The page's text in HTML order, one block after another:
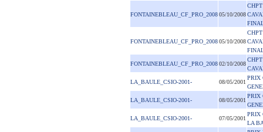
FONTAINEBLEAU_CF_PRO_200805/10/2008
CHPT
FONTAINEBLEAU_CF_PRO_200805/10/2008
CHPT
FONTAINEBLEAU_CF_PRO_200802/10/2008
CHPT
LA_BAULE_CSIO-2001- 08/05/2001
PRIX
LA_BAULE_CSIO-2001- 08/05/2001
PRIX
LA_BAULE_CSIO-2001- 07/05/2001
PRIX
LA